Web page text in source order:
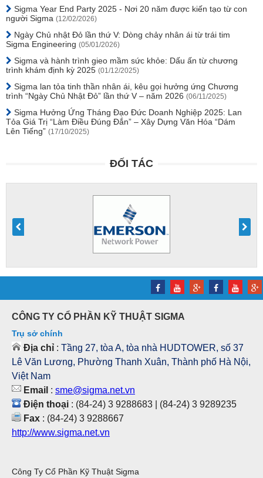
Sigma Year End Party 2025 - Nơi 20 năm được kiến tạo từ con
người Sigma (12/02/2026)
Ngày Chủ nhật Đỏ lần thứ V: Dòng chảy nhân ái từ trái tim
Sigma Engineering (05/01/2026)
Sigma và hành trình gieo mầm sức khỏe: Dấu ấn từ chương
trình khám định kỳ 2025 (01/12/2025)
Sigma lan tỏa tinh thần nhân ái, kêu gọi hưởng ứng Chương
trình “Ngày Chủ Nhật Đỏ” lần thứ V – năm 2026 (06/11/2025)
Sigma Hưởng Ứng Tháng Đạo Đức Doanh Nghiệp 2025: Lan
Tỏa Giá Trị “Làm Điều Đúng Đắn” – Xây Dựng Văn Hóa “Dám
Lên Tiếng” (17/10/2025)
ĐỐI TÁC
CÔNG TY CỔ PHẦN KỸ THUẬT SIGMA
Trụ sở chính
Địa chỉ : Tầng 27, tòa A, tòa nhà HUDTOWER, số 37
Lê Văn Lương, Phường Thanh Xuân, Thành phố Hà Nội,
Việt Nam
Email : sme@sigma.net.vn
Điện thoại : (84-24) 3 9288683 | (84-24) 3 9289235
Fax : (84-24) 3 9288667
http://www.sigma.net.vn
Công Ty Cổ Phần Kỹ Thuật Sigma